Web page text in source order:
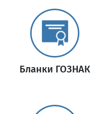
Бланки ГОЗНАК